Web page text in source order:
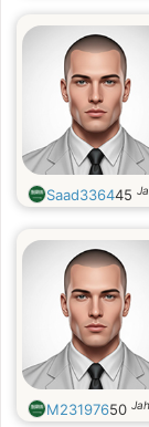
Saad336445
M23197650